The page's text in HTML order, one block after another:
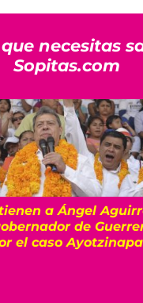
necesitas
Sopitas.com
a Ángel
de
el caso Ayotzinapa